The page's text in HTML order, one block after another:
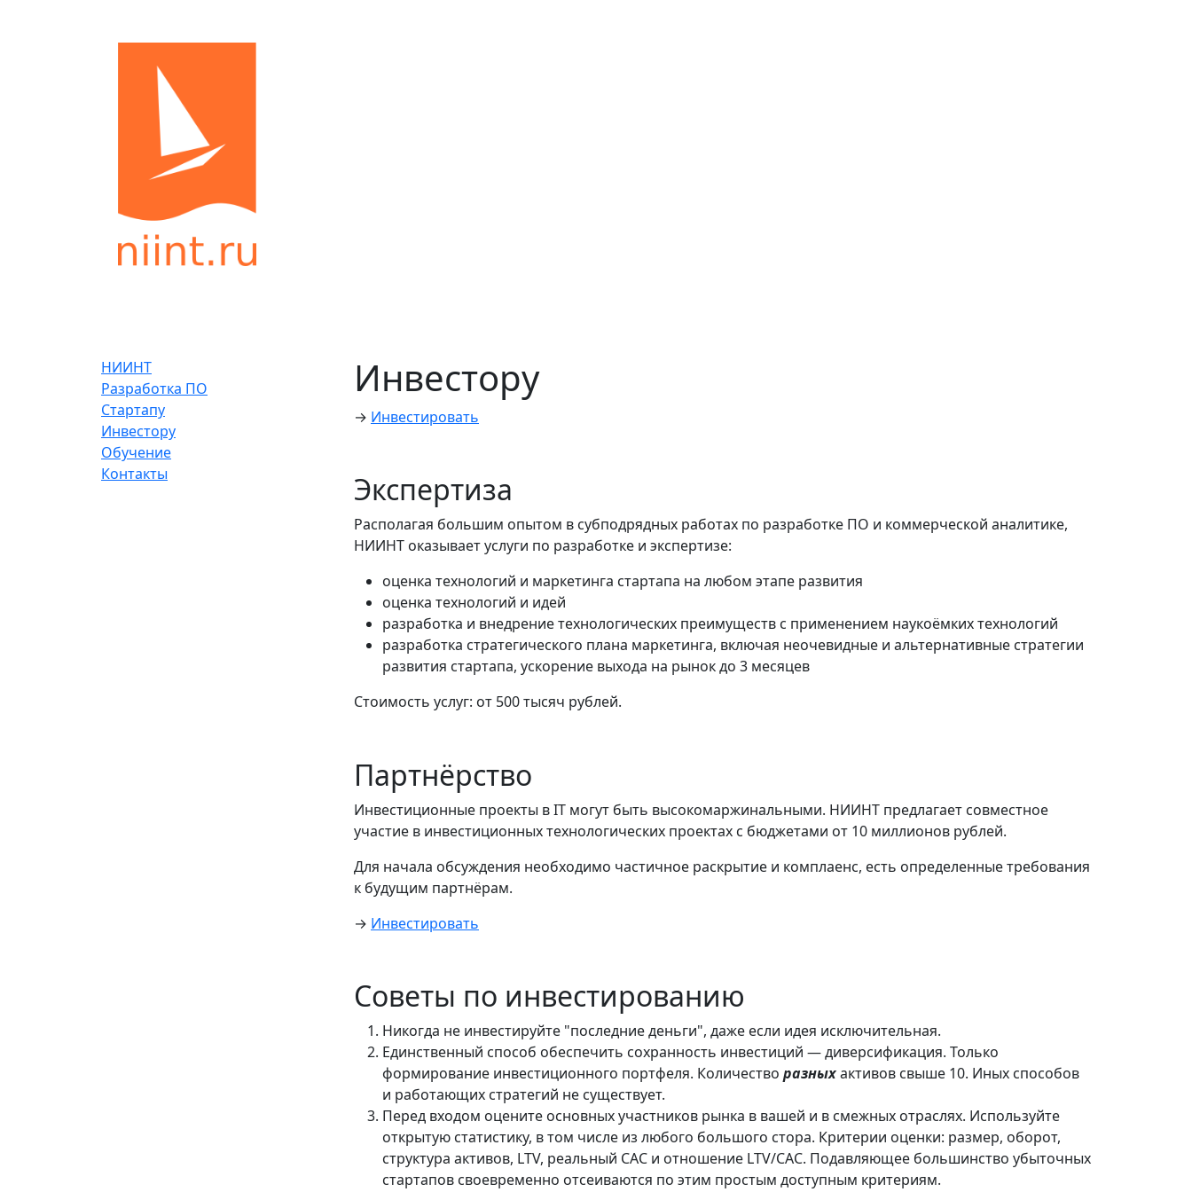
НИИНТ
Разработка ПО
Стартапу
Инвестору
Обучение
Контакты
Инвестору
→ Инвестировать
Экспертиза
Располагая большим опытом в субподрядных работах по разработке ПО и коммерческой аналитике,
НИИНТ оказывает услуги по разработке и экспертизе:
оценка технологий и маркетинга стартапа на любом этапе развития
оценка технологий и идей
разработка и внедрение технологических преимуществ с применением наукоёмких технологий
разработка стратегического плана маркетинга, включая неочевидные и альтернативные стратегии
развития стартапа, ускорение выхода на рынок до 3 месяцев
Стоимость услуг: от 500 тысяч рублей.
Партнёрство
Инвестиционные проекты в IT могут быть высокомаржинальными. НИИНТ предлагает совместное
участие в инвестиционных технологических проектах с бюджетами от 10 миллионов рублей.
Для начала обсуждения необходимо частичное раскрытие и комплаенс, есть определенные требования
к будущим партнёрам.
→ Инвестировать
Советы по инвестированию
Никогда не инвестируйте "последние деньги", даже если идея исключительная.
Единственный способ обеспечить сохранность инвестиций — диверсификация. Только
формирование инвестиционного портфеля. Количество разныхактивов свыше 10. Иных способов
и работающих стратегий не существует.
Перед входом оцените основных участников рынка в вашей и в смежных отраслях. Используйте
открытую статистику, в том числе из любого большого стора. Критерии оценки: размер, оборот,
структура активов, LTV, реальный CAC и отношение LTV/CAC. Подавляющее большинство убыточных
стартапов своевременно отсеиваются по этим простым доступным критериям.